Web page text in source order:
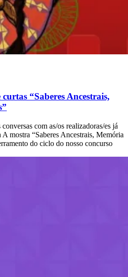
“Saberes Ancestrais,
com as/os realizadoras/es já
mostra “Saberes Ancestrais, Memória
do ciclo do nosso concurso